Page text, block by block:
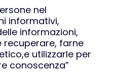
nel
informativi,
informazioni,
recuperare, farne
utilizzarle per
conoscenza”